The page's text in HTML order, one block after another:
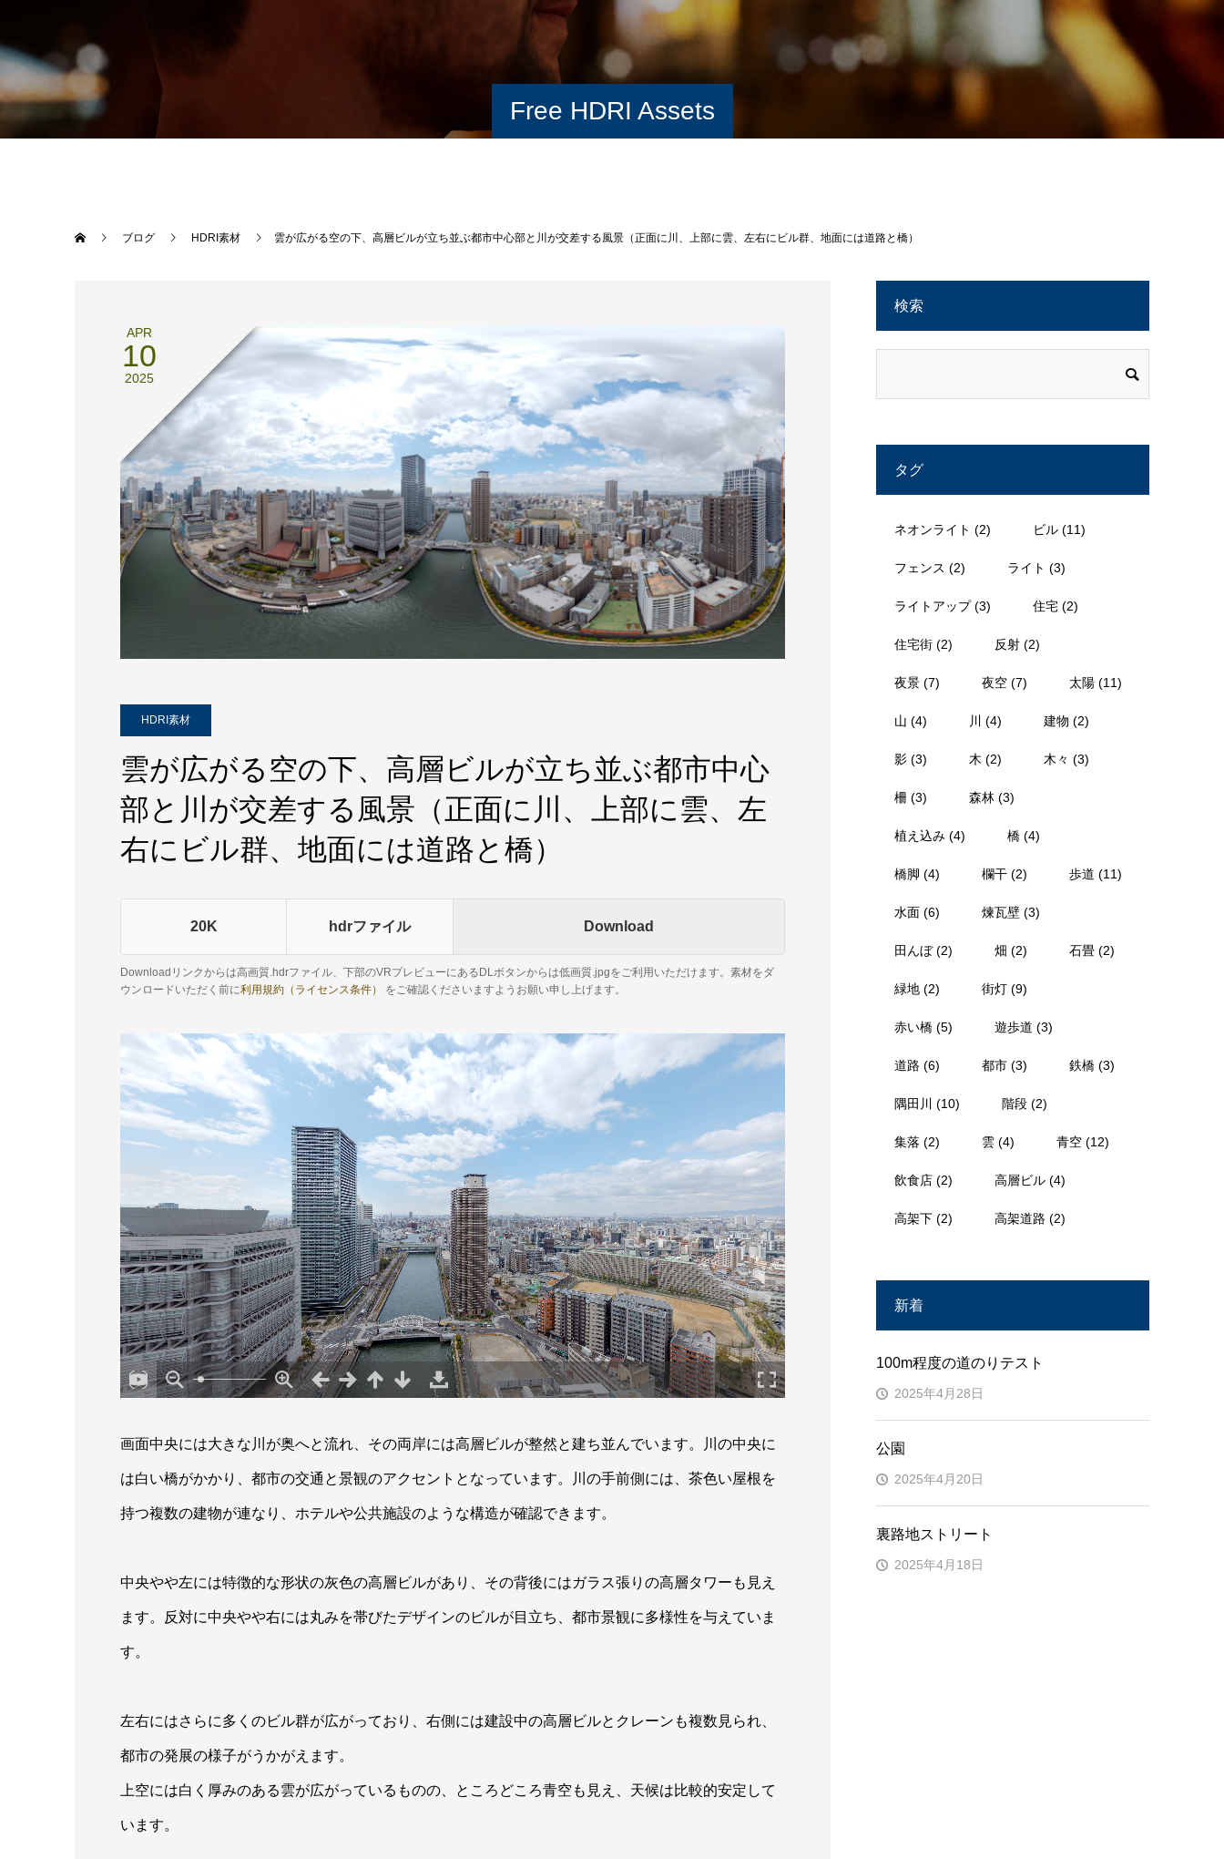
Free HDRI Assets
ブログ HDRI素材 雲が広がる空の下、高層ビルが立ち並ぶ都市中心部と川が交差する風景（正面に川、上部に雲、左右にビル群、地面には道路と橋）
APR
10
2025
HDRI素材
雲が広がる空の下、高層ビルが立ち並ぶ都市中心
部と川が交差する風景（正面に川、上部に雲、左
右にビル群、地面には道路と橋）
20K hdrファイル Download
Downloadリンクからは高画質.hdrファイル、下部のVRプレビューにあるDLボタンからは低画質.jpgをご利用いただけます。素材をダ
ウンロードいただく前に利用規約（ライセンス条件） をご確認くださいますようお願い申し上げます。
画面中央には大きな川が奥へと流れ、その両岸には高層ビルが整然と建ち並んでいます。川の中央に
は白い橋がかかり、都市の交通と景観のアクセントとなっています。川の手前側には、茶色い屋根を
持つ複数の建物が連なり、ホテルや公共施設のような構造が確認できます。
中央やや左には特徴的な形状の灰色の高層ビルがあり、その背後にはガラス張りの高層タワーも見え
ます。反対に中央やや右には丸みを帯びたデザインのビルが目立ち、都市景観に多様性を与えていま
す。
左右にはさらに多くのビル群が広がっており、右側には建設中の高層ビルとクレーンも複数見られ、
都市の発展の様子がうかがえます。
上空には白く厚みのある雲が広がっているものの、ところどころ青空も見え、天候は比較的安定して
います。
検索
タグ
ネオンライト (2) ビル (11)
フェンス (2) ライト (3)
ライトアップ(3) 住宅 (2)
住宅街 (2) 反射 (2)
夜景 (7) 夜空 (7) 太陽 (11)
山 (4) 川 (4) 建物 (2)
影 (3) 木 (2) 木々 (3)
柵 (3) 森林 (3)
植え込み (4) 橋 (4)
橋脚 (4) 欄干 (2) 歩道 (11)
水面 (6) 煉瓦壁 (3)
田んぼ(2) 畑 (2) 石畳 (2)
緑地 (2) 街灯 (9)
赤い橋 (5) 遊歩道 (3)
道路 (6) 都市 (3) 鉄橋 (3)
隅田川 (10) 階段 (2)
集落 (2) 雲 (4) 青空 (12)
飲食店 (2) 高層ビル (4)
高架下 (2) 高架道路 (2)
新着
100m程度の道のりテスト
2025年4月28日
公園
2025年4月20日
裏路地ストリート
2025年4月18日